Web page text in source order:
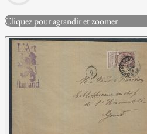
Cliquez pour agrandir et zoomer